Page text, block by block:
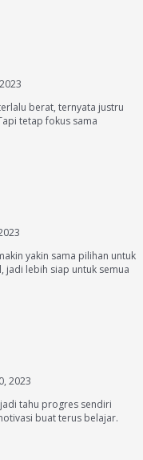
berat, ternyata justru
tetap fokus sama
yakin sama pilihan untuk
jadi lebih siap untuk semua
2023
tahu progres sendiri
buat terus belajar.